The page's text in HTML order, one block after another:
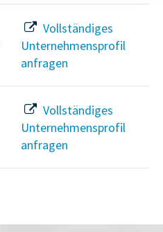
Vollständiges
Unternehmensprofil
anfragen
Vollständiges
Unternehmensprofil
anfragen